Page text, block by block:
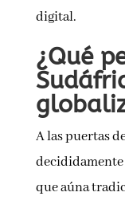
digital.
¿Qué
A las puertas
que aúna